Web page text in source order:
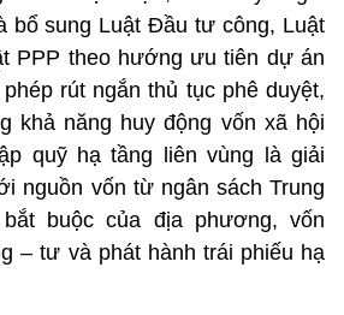
bổ sung Luật Đầu tư công, Luật
PPP theo hướng ưu tiên dự án
rút ngắn thủ tục phê duyệt,
khả năng huy động vốn xã hội
quỹ hạ tầng liên vùng là giải
nguồn vốn từ ngân sách Trung
buộc của địa phương, vốn
– tư và phát hành trái phiếu hạ